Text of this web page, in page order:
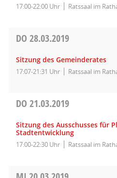
17:00-22:00 Uhr Ratssaal im
DO 28.03.2019
Sitzung des Gemeinderates
17:07-21:31 Uhr Ratssaal im
DO 21.03.2019
Sitzung des Ausschusses für
Stadtentwicklung
17:00-22:30 Uhr Ratssaal im